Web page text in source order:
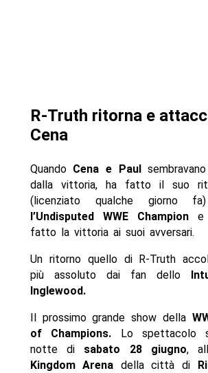
R-Truth ritorna e
Cena
Quando Cena e Paul
dalla vittoria, ha fatto il suo
(licenziato qualche giorno
l’Undisputed WWE Champione
fatto la vittoria ai suoi avversari.
Un ritorno quello di R-Truth
più assoluto dai fan dello
Inglewood.
Il prossimo grande show della
of Champions. Lo spettacolo
notte di sabato 28 giugno,
Kingdom Arena della città di